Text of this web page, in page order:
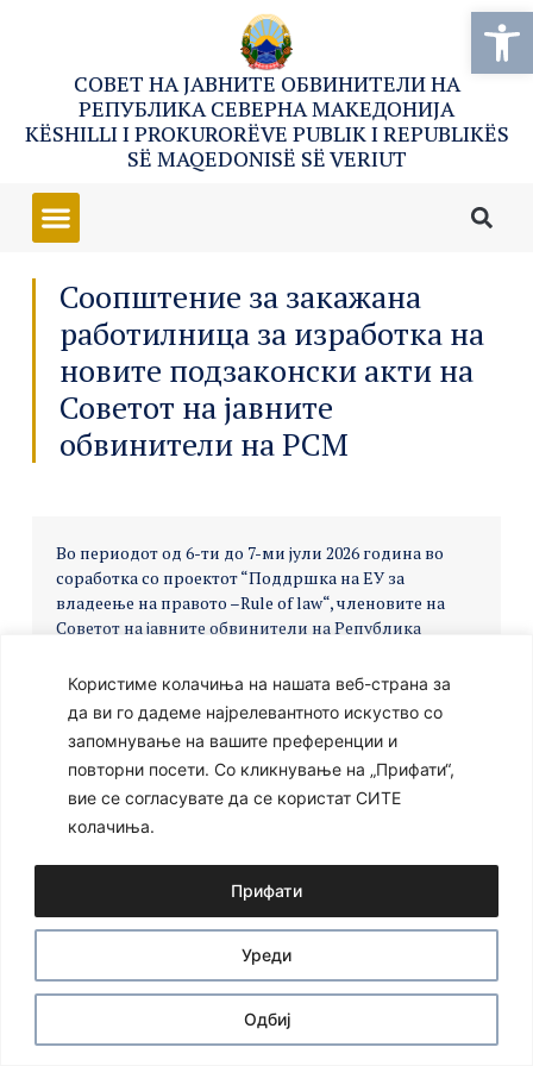
Користиме колачиња на нашата веб-страна за
да ви го дадеме најрелевантното искуство со
запомнување на вашите преференции и
повторни посети. Со кликнување на „Прифати“,
вие се согласувате да се користат СИТЕ
колачиња.
Уреди
Одбиј
Прифати
СОВЕТ НА ЈАВНИТЕ ОБВИНИТЕЛИ НА
РЕПУБЛИКА СЕВЕРНА МАКЕДОНИЈА
KËSHILLI I PROKURORËVE PUBLIK I REPUBLIKËS
SË MAQEDONISË SË VERIUT
Соопштение за закажана
работилница за изработка на
новите подзаконски акти на
Советот на јавните
обвинители на РСМ
Во периодот од 6-ти до 7-ми јули 2026 година во
соработка со проектот “Поддршка на ЕУ за
владеење на правото –Rule of law“, членовите на
Советот на јавните обвинители на Република
работилница за изработка на новите подзаконски
акти на Советот на јавните обвинители, која ќе се
одржи во хотел Романтик во Велес.